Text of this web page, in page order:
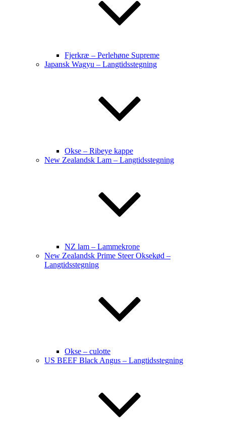
Fjerkræ – Perlehøne Supreme
Japansk Wagyu – Langtidsstegning
Okse – Ribeye kappe
New Zealandsk Lam – Langtidsstegning
NZ lam – Lammekrone
New Zealandsk Prime Steer Oksekød –
Langtidsstegning
Okse – culotte
US BEEF Black Angus – Langtidsstegning